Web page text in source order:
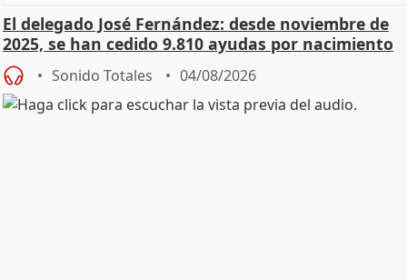
El delegado José Fernández: desde noviembre de
2025, se han cedido 9.810 ayudas por nacimiento
Sonido Totales 04/08/2026